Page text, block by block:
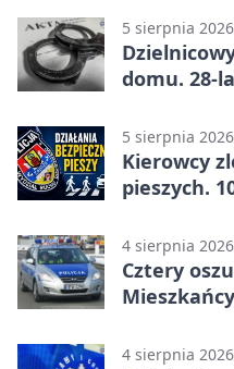
5 sierpnia 2026
domu. 28-
5 sierpnia 2026
Kierowcy
pieszych.
4 sierpnia 2026
Cztery
4 sierpnia 2026